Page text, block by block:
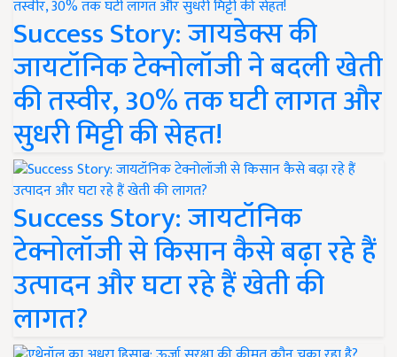
Success Story: जायडेक्स की
जायटॉनिक टेक्नोलॉजी ने बदली खेती
की तस्वीर, 30% तक घटी लागत और
सुधरी मिट्टी की सेहत!
Success Story: जायटॉनिक
टेक्नोलॉजी से किसान कैसे बढ़ा रहे हैं
उत्पादन और घटा रहे हैं खेती की
लागत?